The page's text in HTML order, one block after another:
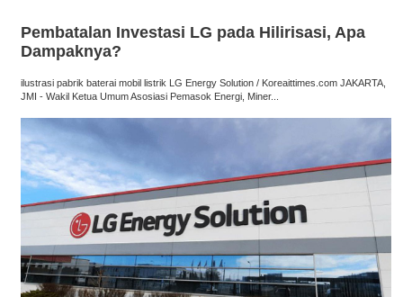
Pembatalan Investasi LG pada Hilirisasi, Apa
Dampaknya?
ilustrasi pabrik baterai mobil listrik LG Energy Solution / Koreaittimes.com JAKARTA,
JMI - Wakil Ketua Umum Asosiasi Pemasok Energi, Miner...